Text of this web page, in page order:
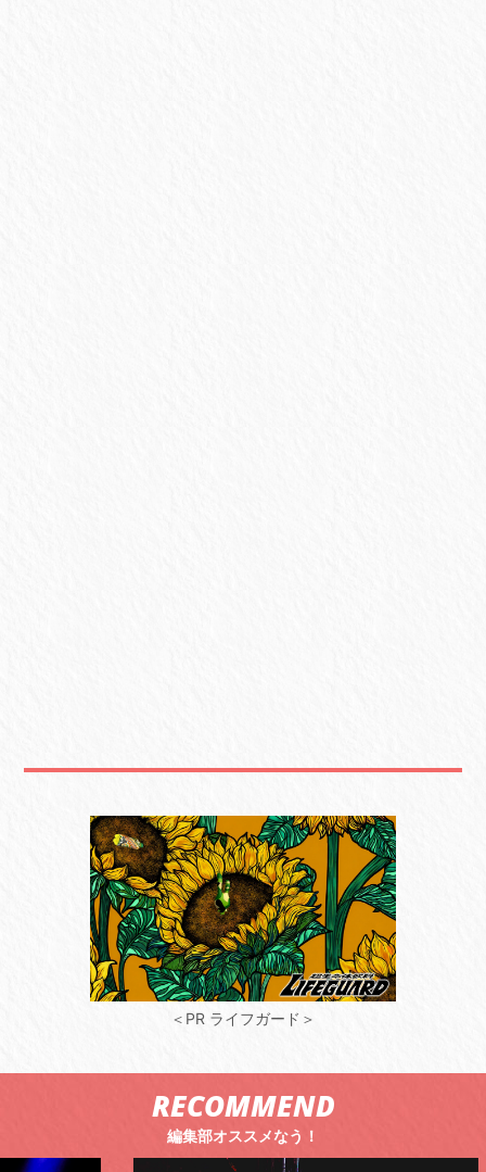
＜PR ライフガード＞
RECOMMEND
編集部オススメなう！